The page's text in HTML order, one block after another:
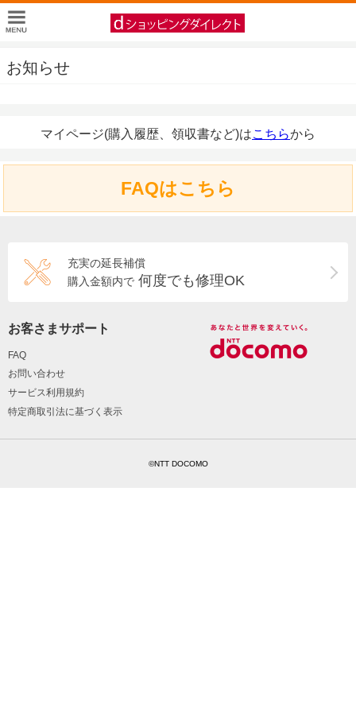
お知らせ
マイページ(購入履歴、領収書など)はこちらから
FAQはこちら
充実の延長補償
購入金額内で 何度でも修理OK
お客さまサポート
FAQ
お問い合わせ
サービス利用規約
特定商取引法に基づく表示
©NTT DOCOMO